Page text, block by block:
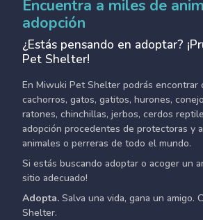
Encuentra a miles de
adopción
¿Estás pensando en adoptar?
Pet Shelter!
En Miwuki Pet Shelter podrás encontrar
cachorros, gatos, gatitos, hurones,
ratones, chinchillas, jerbos, cerdos
adopción procedentes de protectoras y
animales o perreras de todo el mundo.
Si estás buscando adoptar o acoger un
sitio adecuado!
Adopta. Salva una vida, gana un amigo.
Shelter.